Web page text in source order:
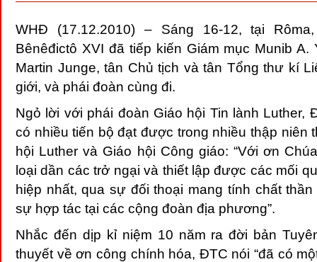
WHĐ (17.12.2010) – Sáng 16-12, tại
Bênêđictô XVI đã tiếp kiến Giám mục Munib A.
Martin Junge, tân Chủ tịch và tân Tổng thư kí
giới, và phái đoàn cùng đi.
Ngỏ lời với phái đoàn Giáo hội Tin lành Luther,
có nhiều tiến bộ đạt được trong nhiều thập niên
hội Luther và Giáo hội Công giáo: “Với ơn
loại dần các trở ngại và thiết lập được các mối
hiệp nhất, qua sự đối thoại mang tính chất
sự hợp tác tại các cộng đoàn địa phương”.
Nhắc đến dịp kỉ niệm 10 năm ra đời bản
thuyết về ơn công chính hóa, ĐTC nói “đã có